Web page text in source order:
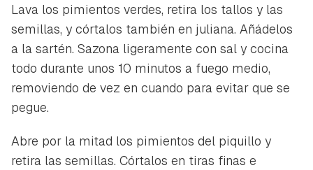
Lava los pimientos verdes, retira los tallos y las
semillas, y córtalos también en juliana. Añádelos
a la sartén. Sazona ligeramente con sal y cocina
todo durante unos 10 minutos a fuego medio,
removiendo de vez en cuando para evitar que se
pegue.
Abre por la mitad los pimientos del piquillo y
retira las semillas. Córtalos en tiras finas e